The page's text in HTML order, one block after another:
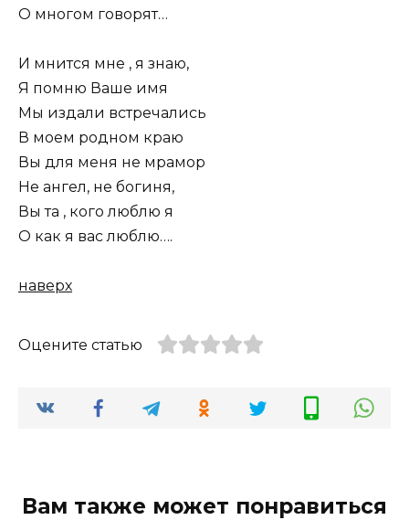
О многом говорят…
И мнится мне , я знаю,
Я помню Ваше имя
Мы издали встречались
В моем родном краю
Вы для меня не мрамор
Не ангел, не богиня,
Вы та , кого люблю я
О как я вас люблю….
наверх
Оцените статью
Вам также может понравиться